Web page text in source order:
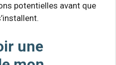
potentielles avant que
une